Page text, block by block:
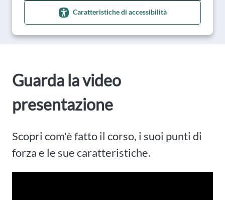
Caratteristiche di accessibilità
Guarda la video
presentazione
Scopri com'è fatto il corso, i suoi punti di
forza e le sue caratteristiche.